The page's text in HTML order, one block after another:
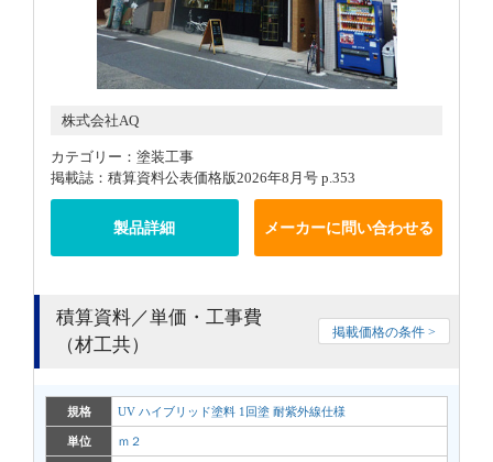
株式会社AQ
カテゴリー：塗装工事
掲載誌：積算資料公表価格版2026年8月号 p.353
製品詳細 メーカーに問い合わせる
積算資料／単価・工事費
（材工共）
掲載価格の条件 >
規格 UV ハイブリッド塗料 1回塗 耐紫外線仕様
単位 ｍ２